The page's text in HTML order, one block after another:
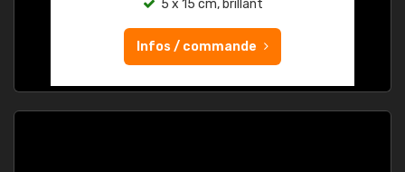
5 x 15 cm, brillant
Infos / commande